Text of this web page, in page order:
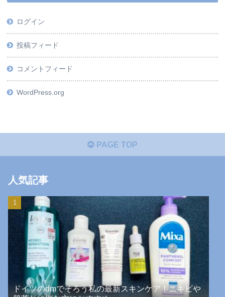
ログイン
投稿フィード
コメントフィード
WordPress.org
PAGE TOP
人気記事
ドイツのdmでそろう私の最新スキンケア！ニキビや